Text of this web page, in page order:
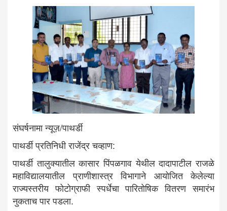
संघर्षनामा न्यूज़/पाथर्डी
पाथर्डी प्रतिनिधी राजेंद्र चव्हाण:
पाथर्डी तालुक्यातील कासार पिंपळगाव येथील दादापाटील राजळे
महाविद्यालयातील प्राणीशास्त्र विभागाने आयोजित केलेल्या
राज्यस्तरीय फोटोग्राफी स्पर्धेचा पारितोषिक वितरण समारंभ
नुकताच पार पडला.